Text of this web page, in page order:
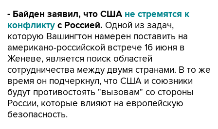
- Байден заявил, что США не стремятся к
конфликту с Россией. Одной из задач,
которую Вашингтон намерен поставить на
американо-российской встрече 16 июня в
Женеве, является поиск областей
сотрудничества между двумя странами. В то же
время он подчеркнул, что США и союзники
будут противостоять "вызовам" со стороны
России, которые влияют на европейскую
безопасность.